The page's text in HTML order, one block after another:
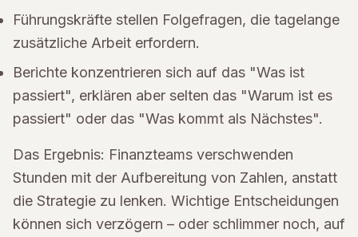
Führungskräfte stellen Folgefragen, die tagelange
zusätzliche Arbeit erfordern.
Berichte konzentrieren sich auf das "Was ist
passiert", erklären aber selten das "Warum ist es
passiert" oder das "Was kommt als Nächstes".
Das Ergebnis: Finanzteams verschwenden
Stunden mit der Aufbereitung von Zahlen, anstatt
die Strategie zu lenken. Wichtige Entscheidungen
können sich verzögern – oder schlimmer noch, auf